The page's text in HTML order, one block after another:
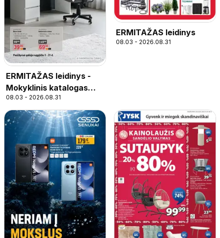
ERMITAŽAS leidinys -
Mokyklinis katalogas
2026
08.03 - 2026.08.31
ERMITAŽAS leidinys
08.03 - 2026.08.31